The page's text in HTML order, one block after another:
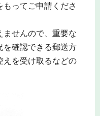
ってご申請くださ
ませんので、重要な
を確認できる郵送方
えを受け取るなどの